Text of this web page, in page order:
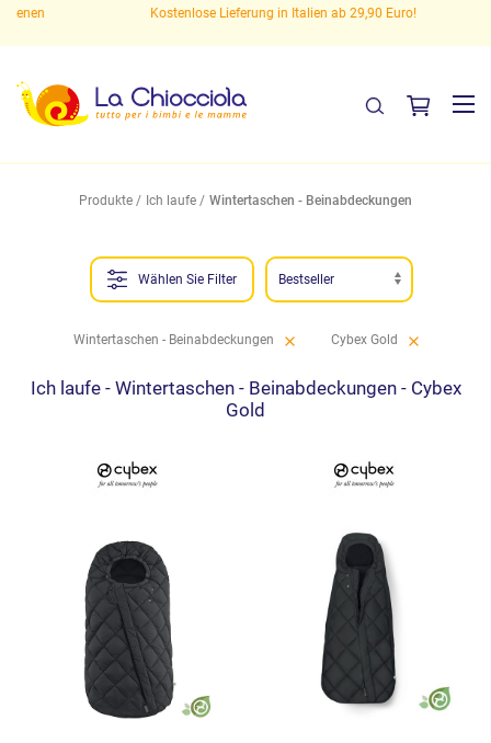
Kostenlose Lieferung in Italien ab 29,90 Euro!
Produkte Ich laufe Wintertaschen - Beinabdeckungen
Wählen Sie Filter
Wintertaschen - Beinabdeckungen Cybex Gold
Ich laufe - Wintertaschen - Beinabdeckungen - Cybex
Gold